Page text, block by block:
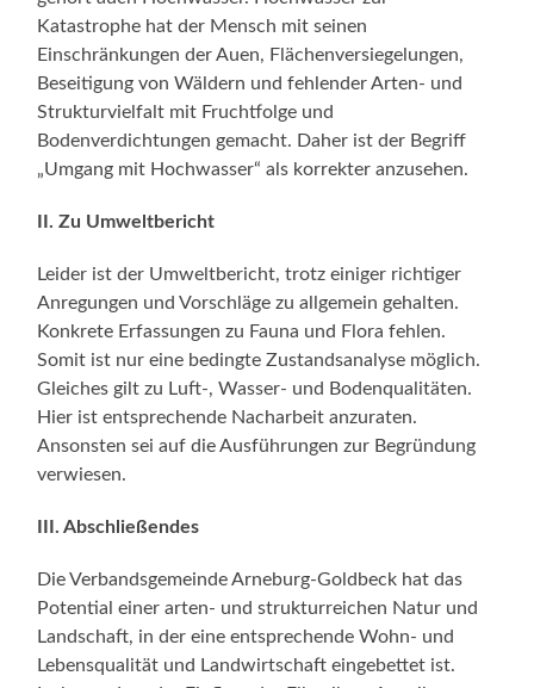
Katastrophe hat der Mensch mit seinen
Einschränkungen der Auen, Flächenversiegelungen,
Beseitigung von Wäldern und fehlender Arten- und
Strukturvielfalt mit Fruchtfolge und
Bodenverdichtungen gemacht. Daher ist der Begriff
„Umgang mit Hochwasser“ als korrekter anzusehen.
II. Zu Umweltbericht
Leider ist der Umweltbericht, trotz einiger richtiger
Anregungen und Vorschläge zu allgemein gehalten.
Konkrete Erfassungen zu Fauna und Flora fehlen.
Somit ist nur eine bedingte Zustandsanalyse möglich.
Gleiches gilt zu Luft-, Wasser- und Bodenqualitäten.
Hier ist entsprechende Nacharbeit anzuraten.
Ansonsten sei auf die Ausführungen zur Begründung
verwiesen.
III. Abschließendes
Die Verbandsgemeinde Arneburg-Goldbeck hat das
Potential einer arten- und strukturreichen Natur und
Landschaft, in der eine entsprechende Wohn- und
Lebensqualität und Landwirtschaft eingebettet ist.